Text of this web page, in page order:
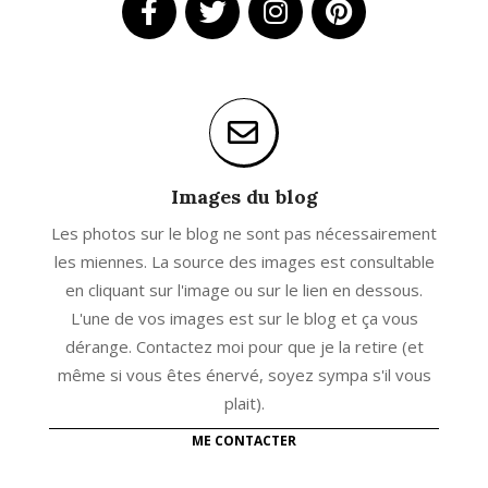
Images du blog
Les photos sur le blog ne sont pas nécessairement
les miennes. La source des images est consultable
en cliquant sur l'image ou sur le lien en dessous.
L'une de vos images est sur le blog et ça vous
dérange. Contactez moi pour que je la retire (et
même si vous êtes énervé, soyez sympa s'il vous
plait).
ME CONTACTER